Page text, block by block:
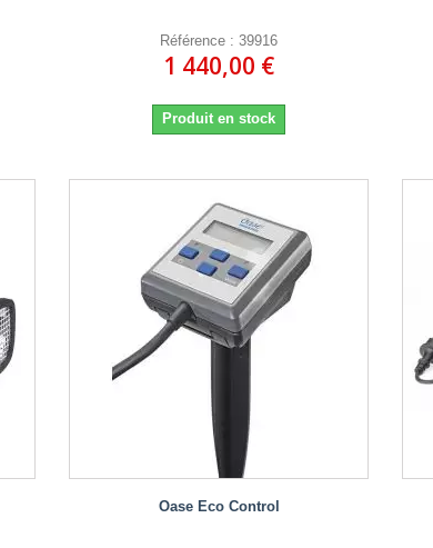
Référence : 39916
1 440,00 €
Produit en stock
Oase Eco Control